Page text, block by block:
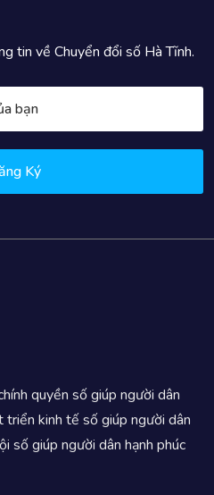
tin về Chuyển đổi số Hà Tĩnh.
Ký
quyền số giúp người dân
kinh tế số giúp người dân
số giúp người dân hạnh phúc